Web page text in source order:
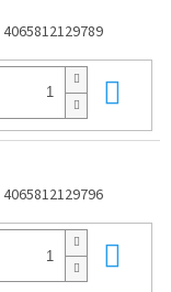
4065812129789
4065812129796